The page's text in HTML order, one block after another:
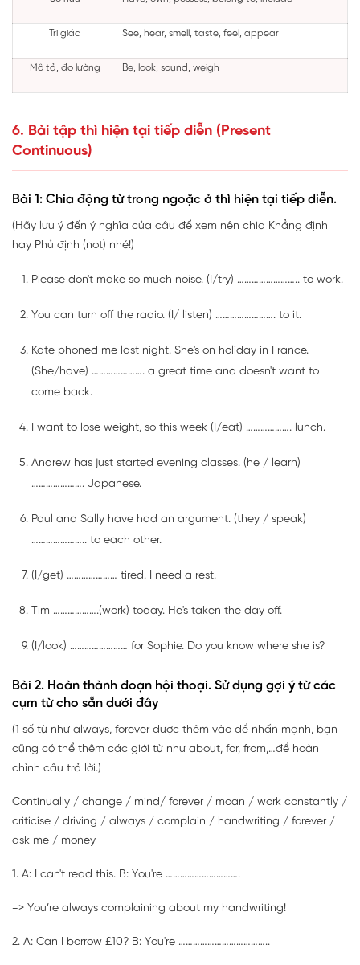
Tri giác See, hear, smell, taste, feel, appear
Mô tả, đo lường Be, look, sound, weigh
6. Bài tập thì hiện tại tiếp diễn (Present
Continuous)
Bài 1: Chia động từ trong ngoặc ở thì hiện tại tiếp diễn.
(Hãy lưu ý đến ý nghĩa của câu để xem nên chia Khẳng định
hay Phủ định (not) nhé!)
Please don't make so much noise. (I/try) …………………….. to work.
You can turn off the radio. (I/ listen) ……………………. to it.
Kate phoned me last night. She's on holiday in France.
(She/have) …………………. a great time and doesn't want to
come back.
I want to lose weight, so this week (I/eat) ………………. lunch.
Andrew has just started evening classes. (he / learn)
…………………. Japanese.
Paul and Sally have had an argument. (they / speak)
………………….. to each other.
(I/get) ………………… tired. I need a rest.
Tim ……………….(work) today. He's taken the day off.
(I/look) …………………… for Sophie. Do you know where she is?
Bài 2. Hoàn thành đoạn hội thoại. Sử dụng gợi ý từ các
cụm từ cho sẵn dưới đây
(1 số từ như always, forever được thêm vào để nhấn mạnh, bạn
cũng có thể thêm các giới từ như about, for, from,…để hoàn
chỉnh câu trả lời.)
Continually / change / mind/ forever / moan / work constantly /
criticise / driving / always / complain / handwriting / forever /
ask me / money
1. A: I can't read this. B: You're ………………………….
=> You’re always complaining about my handwriting!
2. A: Can I borrow £10? B: You're ………………………………..